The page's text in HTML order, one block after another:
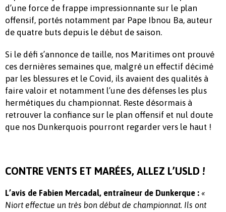
d’une force de frappe impressionnante sur le plan
offensif, portés notamment par Pape Ibnou Ba, auteur
de quatre buts depuis le début de saison.
Si le défi s’annonce de taille, nos Maritimes ont prouvé
ces dernières semaines que, malgré un effectif décimé
par les blessures et le Covid, ils avaient des qualités à
faire valoir et notamment l’une des défenses les plus
hermétiques du championnat. Reste désormais à
retrouver la confiance sur le plan offensif et nul doute
que nos Dunkerquois pourront regarder vers le haut !
CONTRE VENTS ET MARÉES, ALLEZ L’USLD !
L’avis de Fabien Mercadal, entraîneur de Dunkerque : «
Niort effectue un très bon début de championnat. Ils ont